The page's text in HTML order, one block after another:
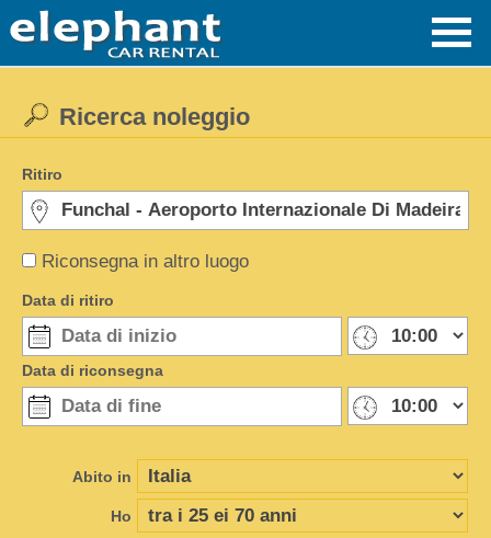
Riconsegna in altro luogo
Ricerca noleggio
Ritiro
Data di ritiro
Data di riconsegna
Abito in
Ho